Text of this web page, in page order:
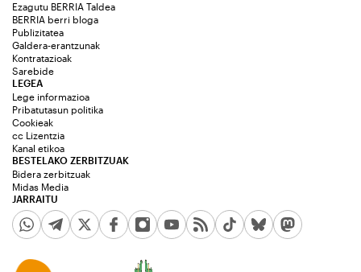
Ezagutu BERRIA Taldea
BERRIA berri bloga
Publizitatea
Galdera-erantzunak
Kontratazioak
Sarebide
JARRAITU
LEGEA
Lege informazioa
Pribatutasun politika
Cookieak
cc Lizentzia
Kanal etikoa
BESTELAKO ZERBITZUAK
Bidera zerbitzuak
Midas Media